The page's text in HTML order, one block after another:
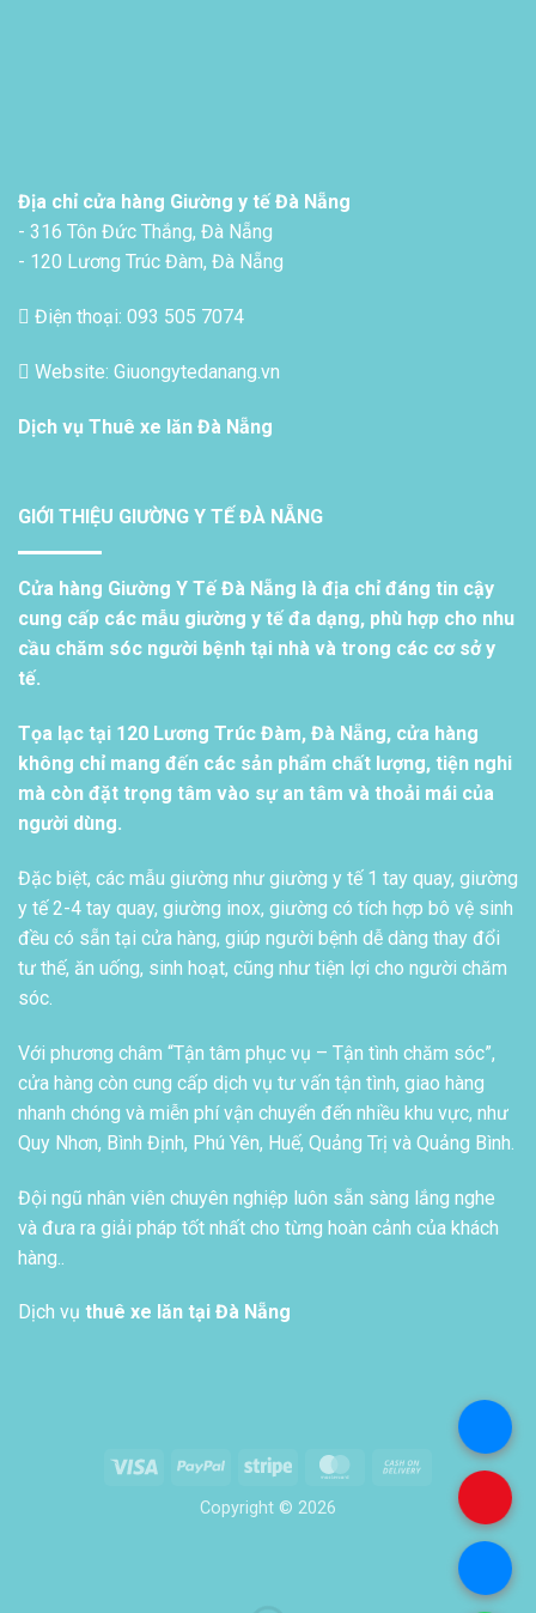
Địa chỉ cửa hàng Giường y tế Đà Nẵng
- 316 Tôn Đức Thắng, Đà Nẵng
- 120 Lương Trúc Đàm, Đà Nẵng
Điện thoại: 093 505 7074
Website: Giuongytedanang.vn
Dịch vụ Thuê xe lăn Đà Nẵng
GIỚI THIỆU GIƯỜNG Y TẾ ĐÀ NẴNG
Cửa hàng Giường Y Tế Đà Nẵng là địa chỉ đáng tin cậy
cung cấp các mẫu giường y tế đa dạng, phù hợp cho nhu
cầu chăm sóc người bệnh tại nhà và trong các cơ sở y
tế.
Tọa lạc tại 120 Lương Trúc Đàm, Đà Nẵng, cửa hàng
không chỉ mang đến các sản phẩm chất lượng, tiện nghi
mà còn đặt trọng tâm vào sự an tâm và thoải mái của
người dùng.
Đặc biệt, các mẫu giường như giường y tế 1 tay quay, giường
y tế 2-4 tay quay, giường inox, giường có tích hợp bô vệ sinh
đều có sẵn tại cửa hàng, giúp người bệnh dễ dàng thay đổi
tư thế, ăn uống, sinh hoạt, cũng như tiện lợi cho người chăm
sóc.
Với phương châm “Tận tâm phục vụ – Tận tình chăm sóc”,
cửa hàng còn cung cấp dịch vụ tư vấn tận tình, giao hàng
nhanh chóng và miễn phí vận chuyển đến nhiều khu vực, như
Quy Nhơn, Bình Định, Phú Yên, Huế, Quảng Trị và Quảng Bình.
Đội ngũ nhân viên chuyên nghiệp luôn sẵn sàng lắng nghe
và đưa ra giải pháp tốt nhất cho từng hoàn cảnh của khách
hàng..
Dịch vụ thuê xe lăn tại Đà Nẵng
Visa PayPal Stripe MasterCard
Delivery
Copyright © 2026